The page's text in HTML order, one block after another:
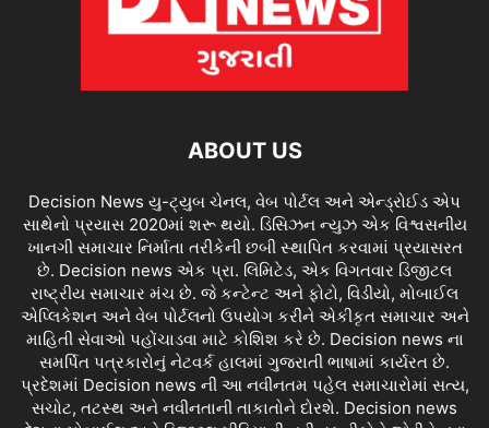
ABOUT US
Decision News યુ-ટ્યુબ ચેનલ, વેબ પોર્ટલ અને એન્ડ્રોઈડ એપ
સાથેનો પ્રયાસ 2020માં શરૂ થયો. ડિસિઝન ન્યુઝ એક વિશ્વસનીય
ખાનગી સમાચાર નિર્માતા તરીકેની છબી સ્થાપિત કરવામાં પ્રયાસરત
છે. Decision news એક પ્રા. લિમિટેડ, એક વિગતવાર ડિજીટલ
રાષ્ટ્રીય સમાચાર મંચ છે. જે કન્ટેન્ટ અને ફોટો, વિડીયો, મોબાઈલ
એપ્લિકેશન અને વેબ પોર્ટલનો ઉપયોગ કરીને એકીકૃત સમાચાર અને
માહિતી સેવાઓ પહોંચાડવા માટે કોશિશ કરે છે. Decision news ના
સમર્પિત પત્રકારોનું નેટવર્ક હાલમાં ગુજરાતી ભાષામાં કાર્યરત છે.
પ્રદેશમાં Decision news ની આ નવીનતમ પહેલ સમાચારોમાં સત્ય,
સચોટ, તટસ્થ અને નવીનતાની તાકાતોને દોરશે. Decision news